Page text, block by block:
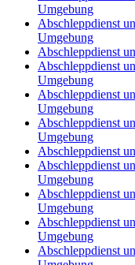
Umgebung
Abschleppdienst
Umgebung
Abschleppdienst
Abschleppdienst
Umgebung
Abschleppdienst
Umgebung
Abschleppdienst
Umgebung
Abschleppdienst
Abschleppdienst
Umgebung
Abschleppdienst
Umgebung
Abschleppdienst
Umgebung
Abschleppdienst